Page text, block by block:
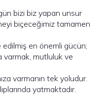
bizi biz yapan unsur
biçeceğimiz tamamen
en önemli gücün;
varmak, mutluluk ve
varmanın tek yoludur.
yatmaktadır.